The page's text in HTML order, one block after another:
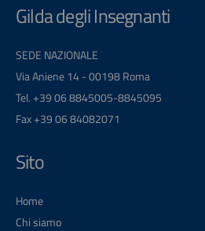
Gilda degli Insegnanti
SEDE NAZIONALE
Via Aniene 14 - 00198 Roma
Tel. +39 06 8845005-8845095
Fax +39 06 84082071
Sito
Home
Chi siamo